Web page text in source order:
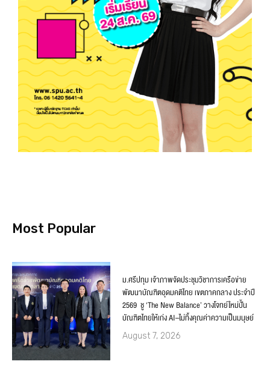
Most Popular
ม.ศรีปทุม เจ้าภาพจัดประชุมวิชาการเครือข่าย
พัฒนาบัณฑิตอุดมคติไทย เขตภาคกลาง ประจำปี
2569 ชู ‘The New Balance’ วางโจทย์ใหม่ปั้น
บัณฑิตไทยให้เก่ง AI–ไม่ทิ้งคุณค่าความเป็นมนุษย์
August 7, 2026